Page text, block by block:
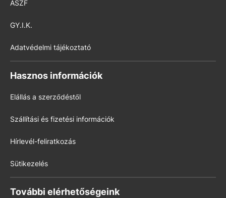
ÁSZF
GY.I.K.
Adatvédelmi tájékoztató
Hasznos információk
Elállás a szerződéstől
Szállítási és fizetési információk
Hírlevél-feliratkozás
Sütikezelés
További elérhetőségeink